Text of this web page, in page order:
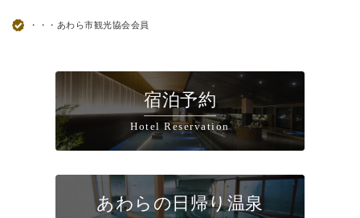
・・・あわら市観光協会会員
宿泊予約
Hotel Reservation
あわらの日帰り温泉